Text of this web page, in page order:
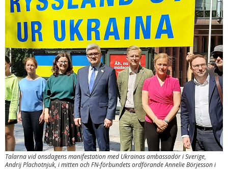
Talarna vid onsdagens manifestation med Ukrainas ambassadör i Sverige,
Andrij Plachotnjuk, i mitten och FN-förbundets ordförande Annelie Börjesson i